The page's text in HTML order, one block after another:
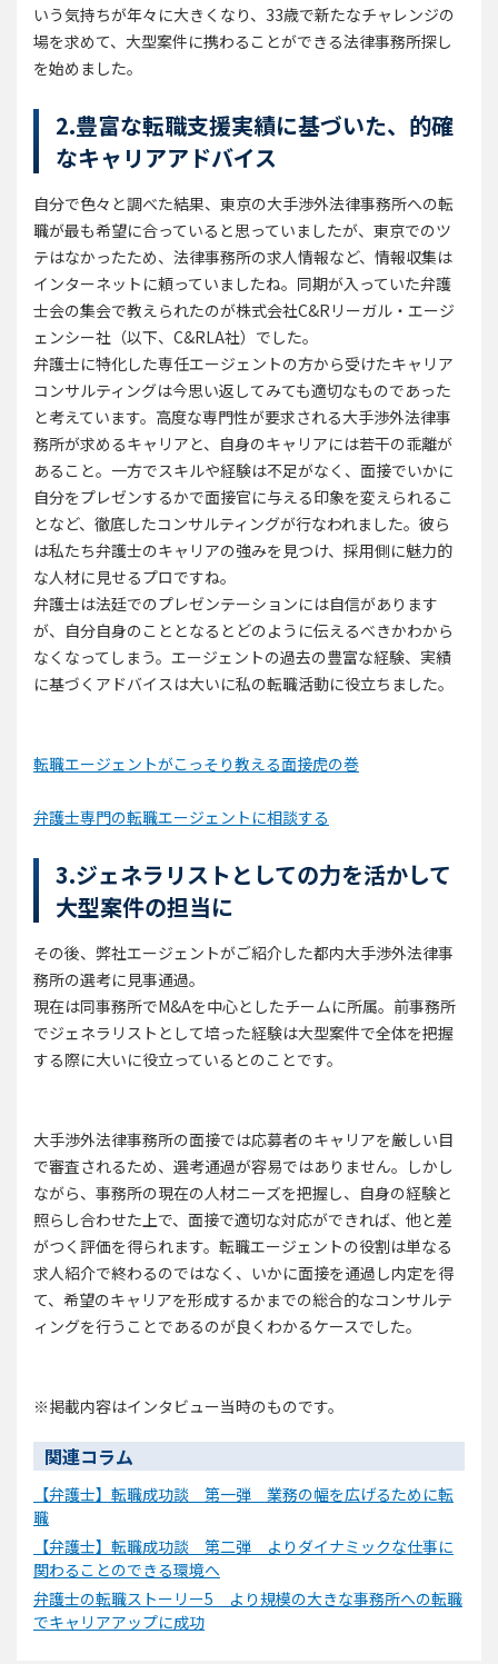
いう気持ちが年々に大きくなり、33歳で新たなチャレンジの
場を求めて、大型案件に携わることができる法律事務所探し
を始めました。
2.豊富な転職支援実績に基づいた、的確
なキャリアアドバイス
自分で色々と調べた結果、東京の大手渉外法律事務所への転
職が最も希望に合っていると思っていましたが、東京でのツ
テはなかったため、法律事務所の求人情報など、情報収集は
インターネットに頼っていましたね。同期が入っていた弁護
士会の集会で教えられたのが株式会社C&Rリーガル・エージ
ェンシー社（以下、C&RLA社）でした。
弁護士に特化した専任エージェントの方から受けたキャリア
コンサルティングは今思い返してみても適切なものであった
と考えています。高度な専門性が要求される大手渉外法律事
務所が求めるキャリアと、自身のキャリアには若干の乖離が
あること。一方でスキルや経験は不足がなく、面接でいかに
自分をプレゼンするかで面接官に与える印象を変えられるこ
となど、徹底したコンサルティングが行なわれました。彼ら
は私たち弁護士のキャリアの強みを見つけ、採用側に魅力的
な人材に見せるプロですね。
弁護士は法廷でのプレゼンテーションには自信があります
が、自分自身のこととなるとどのように伝えるべきかわから
なくなってしまう。エージェントの過去の豊富な経験、実績
に基づくアドバイスは大いに私の転職活動に役立ちました。
転職エージェントがこっそり教える面接虎の巻
弁護士専門の転職エージェントに相談する
3.ジェネラリストとしての力を活かして
大型案件の担当に
その後、弊社エージェントがご紹介した都内大手渉外法律事
務所の選考に見事通過。
現在は同事務所でM&Aを中心としたチームに所属。前事務所
でジェネラリストとして培った経験は大型案件で全体を把握
する際に大いに役立っているとのことです。
大手渉外法律事務所の面接では応募者のキャリアを厳しい目
で審査されるため、選考通過が容易ではありません。しかし
ながら、事務所の現在の人材ニーズを把握し、自身の経験と
照らし合わせた上で、面接で適切な対応ができれば、他と差
がつく評価を得られます。転職エージェントの役割は単なる
求人紹介で終わるのではなく、いかに面接を通過し内定を得
て、希望のキャリアを形成するかまでの総合的なコンサルテ
ィングを行うことであるのが良くわかるケースでした。
※掲載内容はインタビュー当時のものです。
関連コラム
【弁護士】転職成功談 第一弾 業務の幅を広げるために転
職
【弁護士】転職成功談 第二弾 よりダイナミックな仕事に
関わることのできる環境へ
弁護士の転職ストーリー5 より規模の大きな事務所への転職
でキャリアアップに成功